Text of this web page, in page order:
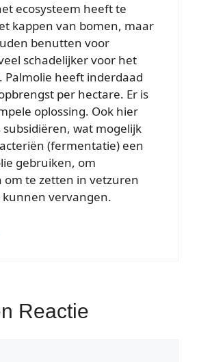
ecosysteem heeft te
kappen van bomen, maar
benutten voor
schadelijker voor het
Palmolie heeft inderdaad
per hectare. Er is
oplossing. Ook hier
wat mogelijk
(fermentatie) een
gebruiken, om
om te zetten in vetzuren
kunnen vervangen.
Reactie